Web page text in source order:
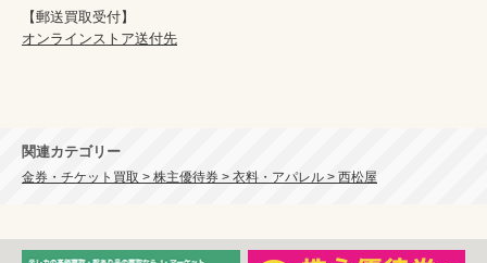
オンラインストア送付先
関連カテゴリー
金券・チケット買取 > 株主優待券 > 衣料・アパレル > 西松屋